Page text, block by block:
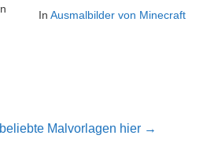
In Ausmalbilder von Minecraft
Malvorlagen hier →